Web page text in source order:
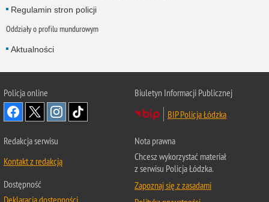
Regulamin stron policji
Oddziały o profilu mundurowym
Aktualności
Policja online
Biuletyn Informacji Publicznej
BIP Policja Łódzka
Redakcja serwisu
Kontakt z redakcją
Dostępność
Deklaracja dostępności
Nota prawna
Chcesz wykorzystać materiał
z serwisu Policja Łódzka.
Zapoznaj się z zasadami